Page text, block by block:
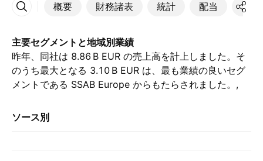
概要 財務諸表 統計 配当 決算
その他
主要セグメントと地域別業績
昨年、同社は ‪8.86 B‬ EUR の売上高を計上しました。そ
のうち最大となる ‪3.10 B‬ EUR は、最も業績の良いセグ
メントである SSAB Europe からもたらされました。,
によるもので、昨年は ‪2.60 B‬ EUR を占めました。, （前
ソース別